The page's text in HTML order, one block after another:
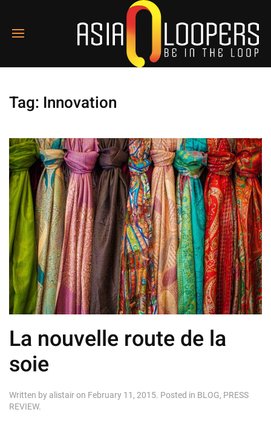
Tag: Innovation
La nouvelle route de la
soie
Written by alistairon February 11, 2015. Posted in BLOG, PRESS
REVIEW.